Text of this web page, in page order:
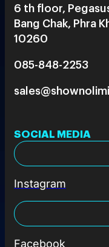
6 th floor,
Bang Chak, Phra
10260
085-848-2253
SOCIAL MEDIA
Instagram
Facebook